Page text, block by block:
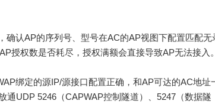
确认AP的序列号、型号在AC的AP视图下配置匹配无
授权数是否耗尽，授权满额会直接导致AP无法接入
绑定的源IP/源接口配置正确，和AP可达的AC地址
UDP 5246（CAPWAP控制隧道）、5247（数据隧